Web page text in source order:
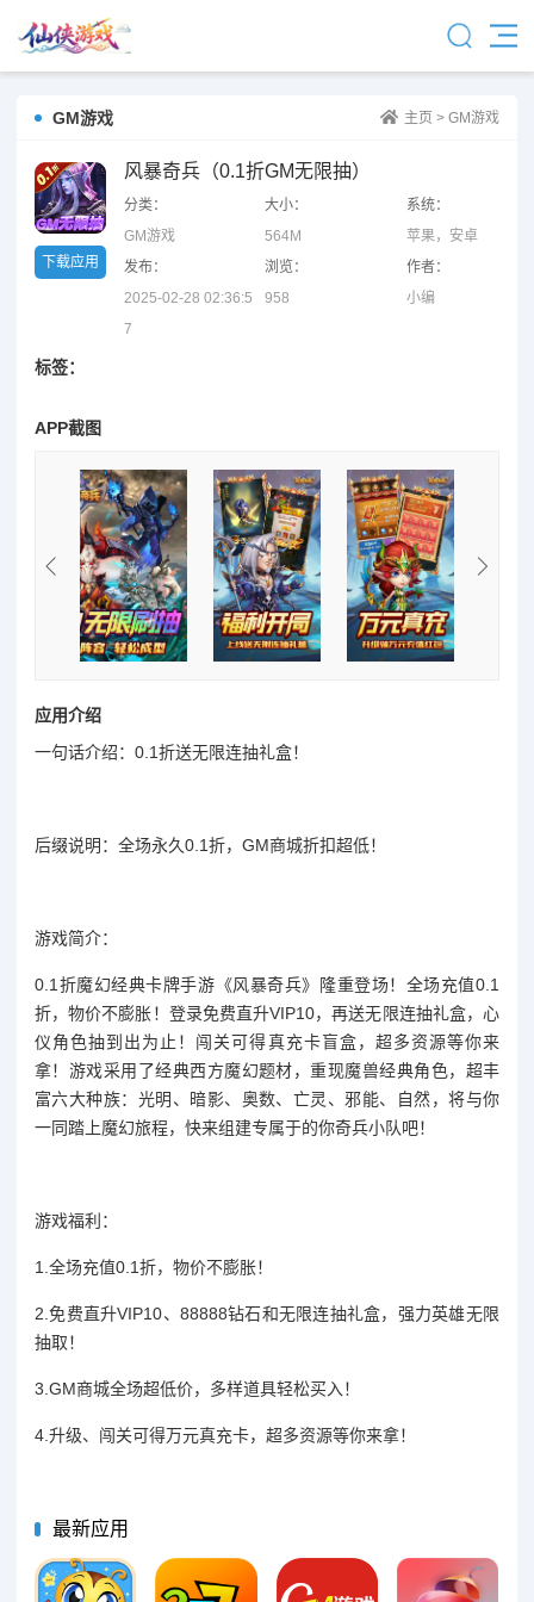
GM游戏 主页 > GM游戏
下载应用
风暴奇兵（0.1折GM无限抽）
分类：
GM游戏
大小：
564M
系统：
苹果，安卓
发布：
2025-02-28 02:36:5
7
浏览：
958
作者：
小编
标签：
APP截图
应用介绍
一句话介绍：0.1折送无限连抽礼盒！
后缀说明：全场永久0.1折，GM商城折扣超低！
游戏简介：
0.1折魔幻经典卡牌手游《风暴奇兵》隆重登场！全场充值0.1
折，物价不膨胀！登录免费直升VIP10，再送无限连抽礼盒，心
仪角色抽到出为止！闯关可得真充卡盲盒，超多资源等你来
拿！游戏采用了经典西方魔幻题材，重现魔兽经典角色，超丰
富六大种族：光明、暗影、奥数、亡灵、邪能、自然，将与你
一同踏上魔幻旅程，快来组建专属于的你奇兵小队吧！
游戏福利：
1.全场充值0.1折，物价不膨胀！
2.免费直升VIP10、88888钻石和无限连抽礼盒，强力英雄无限
抽取！
3.GM商城全场超低价，多样道具轻松买入！
4.升级、闯关可得万元真充卡，超多资源等你来拿！
最新应用